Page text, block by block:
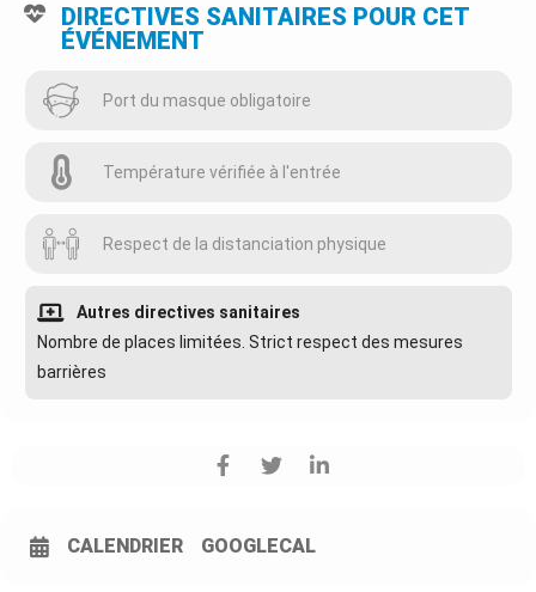
DIRECTIVES SANITAIRES POUR CET
ÉVÉNEMENT
Port du masque obligatoire
Température vérifiée à l'entrée
Respect de la distanciation physique
Autres directives sanitaires
Nombre de places limitées. Strict respect des mesures
barrières
CALENDRIER GOOGLECAL